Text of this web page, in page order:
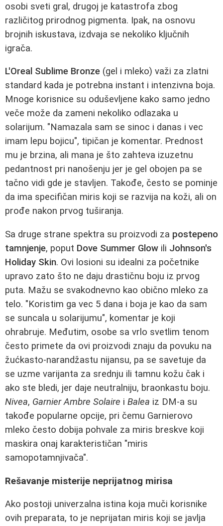
osobi sveti gral, drugoj je katastrofa zbog
različitog prirodnog pigmenta. Ipak, na osnovu
brojnih iskustava, izdvaja se nekoliko ključnih
igrača.
L'Oreal Sublime Bronze (gel i mleko) važi za zlatni
standard kada je potrebna instant i intenzivna boja.
Mnoge korisnice su oduševljene kako samo jedno
veče može da zameni nekoliko odlazaka u
solarijum. "Namazala sam se sinoc i danas i vec
imam lepu bojicu", tipičan je komentar. Prednost
mu je brzina, ali mana je što zahteva izuzetnu
pedantnost pri nanošenju jer je gel obojen pa se
tačno vidi gde je stavljen. Takođe, često se pominje
da ima specifičan miris koji se razvija na koži, ali on
prođe nakon prvog tuširanja.
Sa druge strane spektra su proizvodi za postepeno
tamnjenje, poput Dove Summer Glow ili Johnson's
Holiday Skin. Ovi losioni su idealni za početnike
upravo zato što ne daju drastičnu boju iz prvog
puta. Mažu se svakodnevno kao obično mleko za
telo. "Koristim ga vec 5 dana i boja je kao da sam
se suncala u solarijumu", komentar je koji
ohrabruje. Međutim, osobe sa vrlo svetlim tenom
često primete da ovi proizvodi znaju da povuku na
žućkasto-narandžastu nijansu, pa se savetuje da
se uzme varijanta za srednju ili tamnu kožu čak i
ako ste bledi, jer daje neutralniju, braonkastu boju.
Nivea, Garnier Ambre Solaire i Balea iz DM-a su
takođe popularne opcije, pri čemu Garnierovo
mleko često dobija pohvale za miris breskve koji
maskira onaj karakterističan "miris
samopotamnjivača".
Rešavanje misterije neprijatnog mirisa
Ako postoji univerzalna istina koja muči korisnike
ovih preparata, to je neprijatan miris koji se javlja